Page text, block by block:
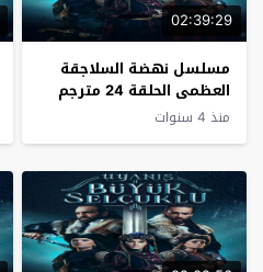
02:39:29
مسلسل نهضة السلاجقة
العظمى الحلقة 24 مترجم
منذ 4 سنوات